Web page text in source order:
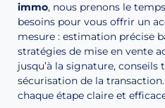
immo, nous prenons le
besoins pour vous offrir un
mesure : estimation précise
stratégies de mise en vente
jusqu’à la signature,
sécurisation de la
chaque étape claire et